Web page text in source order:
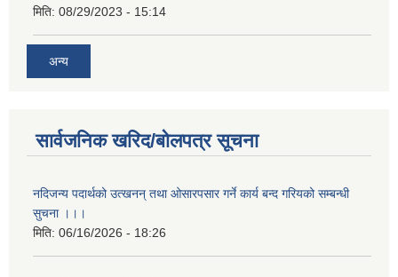
मिति: 08/29/2023 - 15:14
अन्य
सार्वजनिक खरिद/बोलपत्र सूचना
नदिजन्य पदार्थको उत्खनन् तथा ओसारपसार गर्ने कार्य बन्द गरियको सम्बन्धी
सुचना ।।।
मिति: 06/16/2026 - 18:26